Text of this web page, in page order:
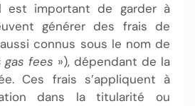
est important de garder à
générer des frais de
connus sous le nom de
gas fees »), dépendant de la
Ces frais s’appliquent à
dans la titularité ou